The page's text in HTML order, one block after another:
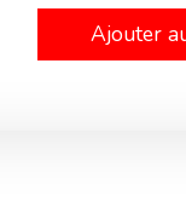
Ajouter